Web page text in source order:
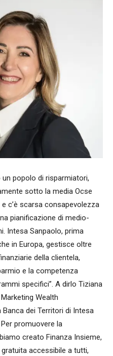
un popolo di risparmiatori,
sotto la media Ocse
c’è scarsa consapevolezza
pianificazione di medio-
Intesa Sanpaolo, prima
in Europa, gestisce oltre
della clientela,
e la competenza
specifici”. A dirlo Tiziana
Wealth
dei Territori di Intesa
promuovere la
creato Finanza Insieme,
accessibile a tutti,